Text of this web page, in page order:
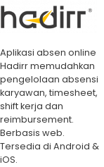
Aplikasi absen online
Hadirr memudahkan
pengelolaan absensi
karyawan, timesheet,
shift kerja dan
reimbursement.
Berbasis web.
Tersedia di Android &
iOS.